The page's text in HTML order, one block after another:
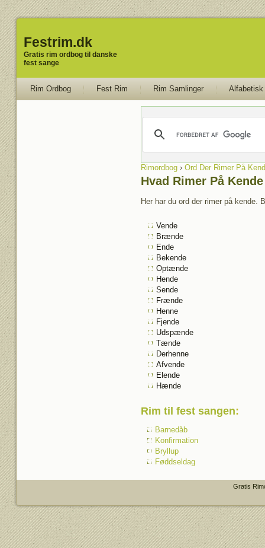
Festrim.dk
Gratis rim ordbog til danske
fest sange
Rim Ordbog Fest Rim Rim Samlinger Alfabetisk
Rimordbog› Ord Der Rimer På
Hvad Rimer På Kende
Her har du ord der rimer på
Vende
Brænde
Ende
Bekende
Optænde
Hende
Sende
Frænde
Henne
Fjende
Udspænde
Tænde
Derhenne
Afvende
Elende
Hænde
Rim til fest sangen:
Barnedåb
Konfirmation
Bryllup
Føddseldag
Gratis